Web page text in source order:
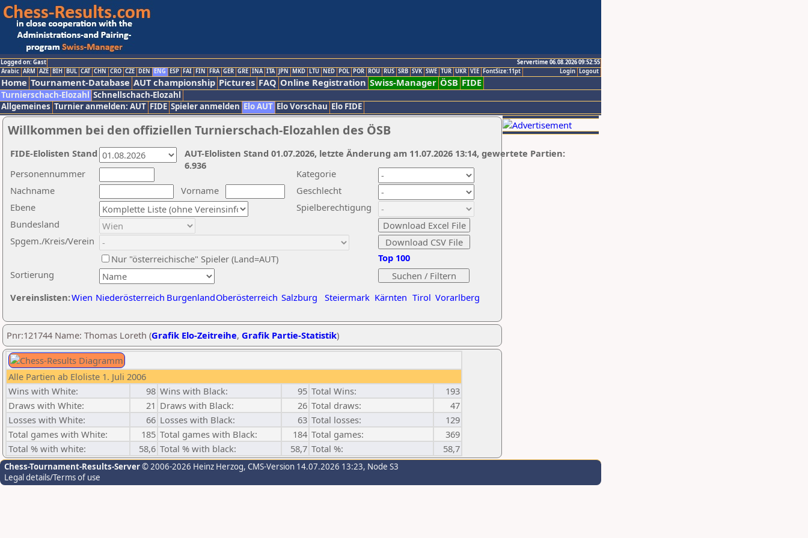
Logged on: Gast
Servertime 06.08.2026 09:52:55
Logout
Login
Arabic ARM AZE BIH BUL CAT CHN CRO CZE DEN ENG ESP FAI FIN FRA GER GRE INA ITA JPN MKD LTU NED POL POR ROU RUS SRB SVK SWE TUR UKR VIE FontSize:11pt
Home Tournament-Database AUT championship Pictures FAQ Online Registration Swiss-Manager ÖSB FIDE
Turnierschach-Elozahl Schnellschach-Elozahl
Allgemeines Turnier anmelden: AUT FIDE Spieler anmelden Elo AUT Elo Vorschau Elo FIDE
Willkommen bei den offiziellen Turnierschach-Elozahlen des ÖSB
Nachname
Vorname
Ebene
Kategorie
Sortierung
Personennummer
Bundesland
Spgem./Kreis/Verein
Geschlecht
Nur "österreichische" Spieler (Land=AUT)
Spielberechtigung
Vereinslisten:Wien Niederösterreich BurgenlandOberösterreich Salzburg Steiermark Kärnten Tirol Vorarlberg
Top 100
AUT-Elolisten Stand 01.07.2026, letzte Änderung am 11.07.2026 13:14, gewertete Partien:
6.936
FIDE-Elolisten Stand
Pnr:121744 Name: Thomas Loreth (Grafik Elo-Zeitreihe, Grafik Partie-Statistik)
Alle Partien ab Eloliste 1. Juli 2006
Wins with White:
98 Wins with Black: 95 Total Wins:
193
Draws with White:
21 Draws with Black: 26 Total draws:
47
Losses with White:
66 Losses with Black: 63 Total losses:
129
Total games with White:
185 Total games with Black: 184 Total games:
369
Total % with white:
58,6 Total % with black: 58,7 Total %: 58,7
Chess-Tournament-Results-Server© 2006-2026 Heinz Herzog, CMS-Version 14.07.2026 13:23, Node S3
Legal details/Terms of use